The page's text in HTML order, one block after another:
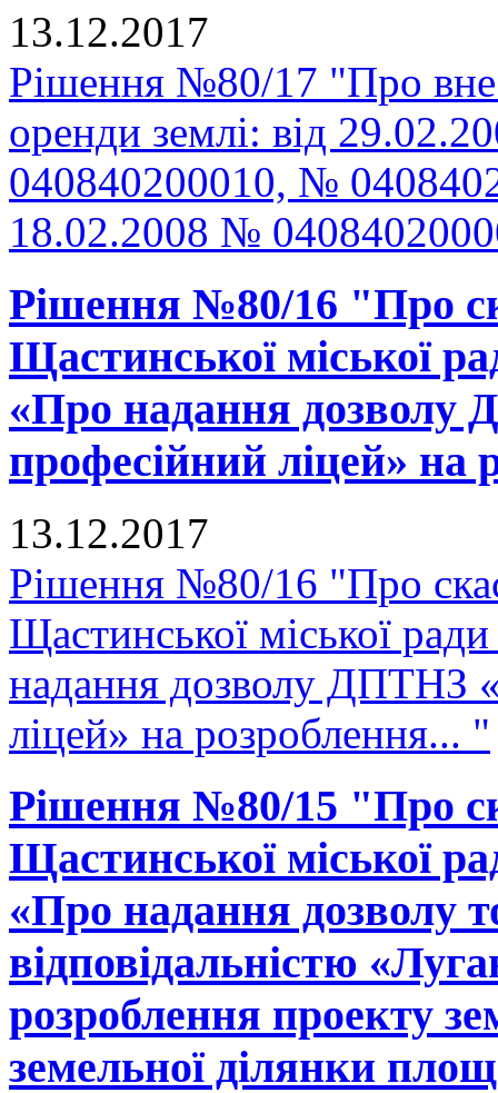
13.12.2017
Рішення №80/17 "Про
оренди землі: від
040840200010, №
18.02.2008 №
Рішення №80/16 "Про
Щастинської міської
«Про надання
професійний ліцей» на
13.12.2017
Рішення №80/16 "Про
Щастинської міської
надання дозволу ДПТНЗ
ліцей» на розроблення... "
Рішення №80/15 "Про
Щастинської міської
«Про надання дозволу
відповідальністю
розроблення проекту
земельної ділянки